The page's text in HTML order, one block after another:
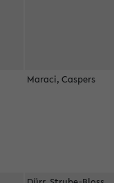
Maraci, Caspers